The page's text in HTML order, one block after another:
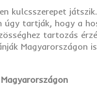
kulcsszerepet
úgy tartják, hogy a
tartozás
Magyarországon is